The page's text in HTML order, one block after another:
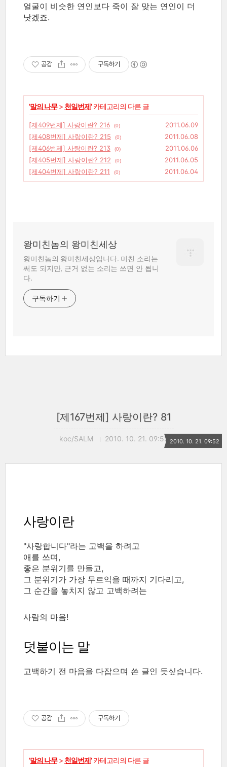
얼굴이 비슷한 연인보다 죽이 잘 맞는 연인이 더
낫겠죠.
공감 구독하기
'말의 나무> 천일번제' 카테고리의 다른 글
[제409번제] 사랑이란? 216 (0)
2011.06.09
[제408번제] 사랑이란? 215
(0)
2011.06.08
[제406번제] 사랑이란? 213
(0)
2011.06.06
[제405번제] 사랑이란? 212
(0)
2011.06.05
[제404번제] 사랑이란? 211
(0) 2011.06.04
왕미친놈의 왕미친세상
왕미친놈의 왕미친세상입니다. 미친 소리는
써도 되지만, 근거 없는 소리는 쓰면 안 됩니
다.
구독하기
[제167번제] 사랑이란? 81
koc/SALM 2010. 10. 21. 09:52 2010. 10. 21. 09:52
사랑이란
"사랑합니다"라는 고백을 하려고
애를 쓰며,
좋은 분위기를 만들고,
그 분위기가 가장 무르익을 때까지 기다리고,
그 순간을 놓치지 않고 고백하려는
사람의 마음!
덧붙이는 말
고백하기 전 마음을 다잡으며 쓴 글인 듯싶습니다.
공감 구독하기
'말의 나무> 천일번제' 카테고리의 다른 글